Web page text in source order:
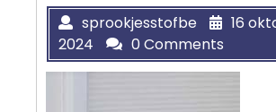
sprookjesstofbe
16
2024
0 Comments